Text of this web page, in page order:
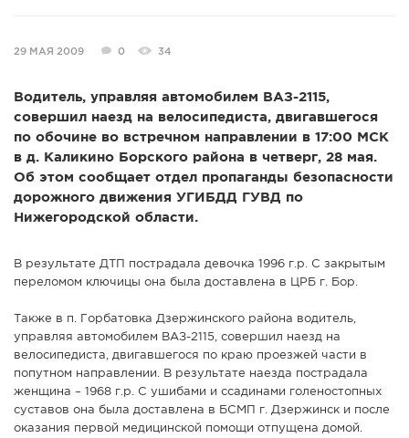
СПРАВКА
КОНКУРСЫ
СТАТЬИ
ГОЛОСОВАНИЯ
29 МАЯ 2009 0 34
Водитель, управляя автомобилем ВАЗ-2115,
совершил наезд на велосипедиста, двигавшегося
по обочине во встречном направлении в 17:00 МСК
в д. Каликино Борского района в четверг, 28 мая.
Об этом сообщает отдел пропаганды безопасности
дорожного движения УГИБДД ГУВД по
Нижегородской области.
В результате ДТП пострадала девочка 1996 г.р. С закрытым
переломом ключицы она была доставлена в ЦРБ г. Бор.
Также в п. Горбатовка Дзержинского района водитель,
управляя автомобилем ВАЗ-2115, совершил наезд на
велосипедиста, двигавшегося по краю проезжей части в
попутном направлении. В результате наезда пострадала
женщина – 1968 г.р. С ушибами и ссадинами голеностопных
суставов она была доставлена в БСМП г. Дзержинск и после
оказания первой медицинской помощи отпущена домой.